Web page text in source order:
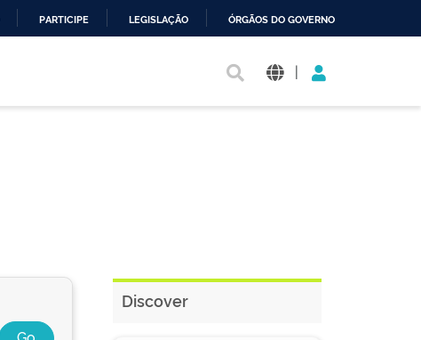
PARTICIPE LEGISLAÇÃO ÓRGÃOS DO GOVERNO
|
Discover